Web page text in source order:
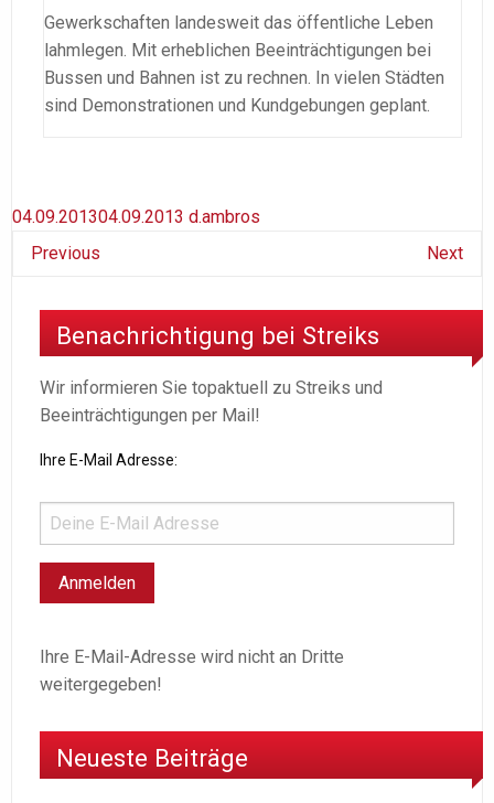
Gewerkschaften landesweit das öffentliche Leben
lahmlegen. Mit erheblichen Beeinträchtigungen bei
Bussen und Bahnen ist zu rechnen. In vielen Städten
sind Demonstrationen und Kundgebungen geplant.
04.09.201304.09.2013 d.ambros
Previous
Next
Benachrichtigung bei Streiks
Wir informieren Sie topaktuell zu Streiks und
Beeinträchtigungen per Mail!
Ihre E-Mail Adresse:
Ihre E-Mail-Adresse wird nicht an Dritte
weitergegeben!
Neueste Beiträge